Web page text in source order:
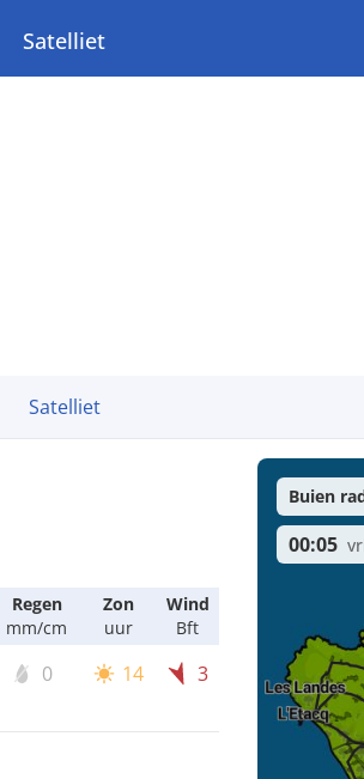
Satelliet
Satelliet
Regen
mm/cm
Zon
uur
Wind
Bft
0 14 3
Buien
00:05